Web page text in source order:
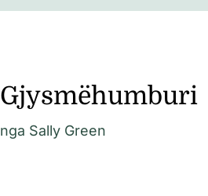
Gjysmëhumburi
nga Sally Green